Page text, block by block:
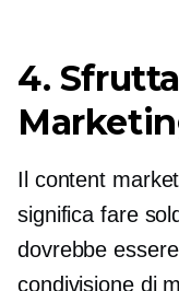
4.
Il content
significa fare
dovrebbe
condivisione di